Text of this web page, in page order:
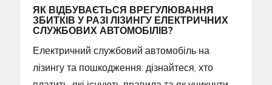
ЯК ВІДБУВАЄТЬСЯ ВРЕГУЛЮВАННЯ
ЗБИТКІВ У РАЗІ ЛІЗИНГУ ЕЛЕКТРИЧНИХ
СЛУЖБОВИХ АВТОМОБІЛІВ?
Електричний службовий автомобіль на
лізингу та пошкодження: дізнайтеся, хто